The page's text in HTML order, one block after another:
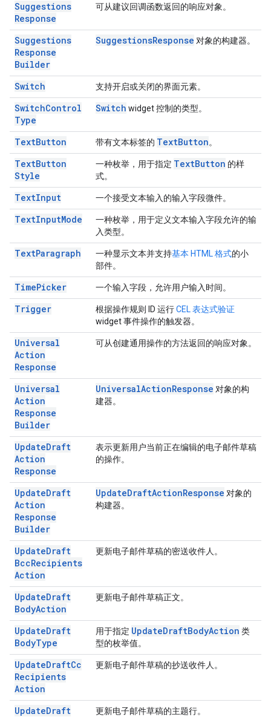
Suggestions
Response
可从建议回调函数返回的响应对象。
Suggestions
Response
Builder
SuggestionsResponse 对象的构建器。
Switch 支持开启或关闭的界面元素。
SwitchControl
Type
Switch widget 控制的类型。
TextButton 带有文本标签的 TextButton。
TextButton
Style
一种枚举，用于指定 TextButton 的样
式。
TextInput 一个接受文本输入的输入字段微件。
TextInputMode
一种枚举，用于定义文本输入字段允许的输
入类型。
TextParagraph 一种显示文本并支持基本 HTML 格式的小
部件。
TimePicker 一个输入字段，允许用户输入时间。
Trigger 根据操作规则 ID 运行CEL 表达式验证
widget 事件操作的触发器。
Universal
Action
Response
可从创建通用操作的方法返回的响应对象。
Universal
Action
Response
Builder
UniversalActionResponse 对象的构
建器。
UpdateDraft
Action
Response
表示更新用户当前正在编辑的电子邮件草稿
的操作。
UpdateDraft
Action
Response
Builder
UpdateDraftActionResponse 对象的
构建器。
UpdateDraft
BccRecipients
Action
更新电子邮件草稿的密送收件人。
UpdateDraft
BodyAction
更新电子邮件草稿正文。
UpdateDraft
BodyType
用于指定 UpdateDraftBodyAction 类
型的枚举值。
UpdateDraftCc
Recipients
Action
更新电子邮件草稿的抄送收件人。
UpdateDraft 更新电子邮件草稿的主题行。